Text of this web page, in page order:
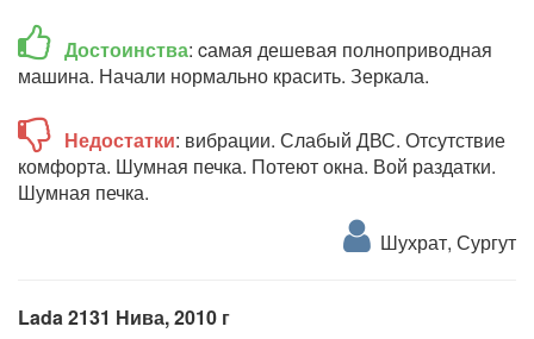
Достоинства: cамая дешевая полноприводная
машина. Начали нормально красить. Зеркала.
Недостатки: вибрации. Слабый ДВС. Отсутствие
комфорта. Шумная печка. Потеют окна. Вой раздатки.
Шумная печка.
Шухрат, Сургут
Lada 2131 Нива, 2010 г